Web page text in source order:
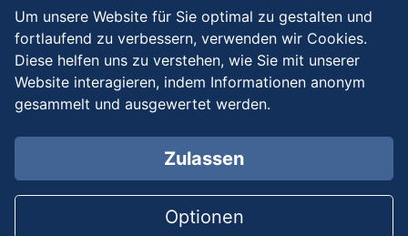
Neueste Beiträge
Serie „Steuerliche Investitionsförderung für Unternehmen“
Betriebswirtschaftliche Auswertung (BWA) richtig lesen –
die wichtigsten Kennzahlen einfach erklärt
Um unsere Website für Sie optimal zu gestalten und
fortlaufend zu verbessern, verwenden wir Cookies.
Diese helfen uns zu verstehen, wie Sie mit unserer
Website interagieren, indem Informationen anonym
gesammelt und ausgewertet werden.
Zulassen
Optionen